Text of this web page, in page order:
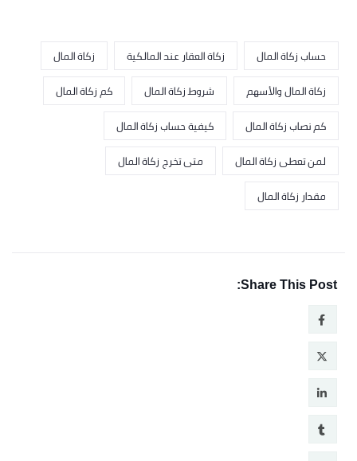
حساب زكاة المال زكاة العقار عند المالكية
زكاة المال
زكاة المال والأسهم
شروط زكاة المال
كم زكاة المال
كم نصاب زكاة المال
كيفية حساب زكاة المال
لمن تعطى زكاة المال
متى تخرج زكاة المال
مقدار زكاة المال
Share This Post: